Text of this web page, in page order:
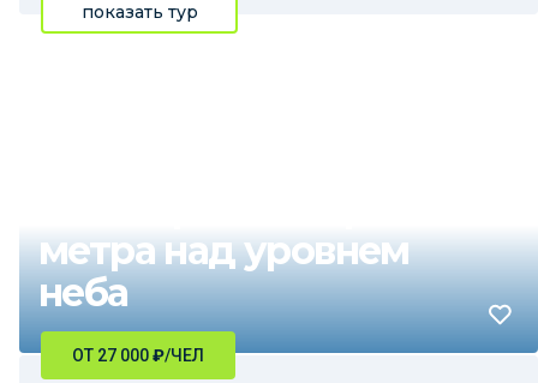
показать тур
метра над уровнем
неба
ОТ 27 000₽/ЧЕЛ